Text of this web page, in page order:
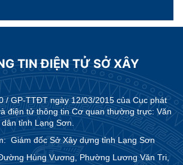
TIN ĐIỆN TỬ SỞ XÂY
/ GP-TTĐT ngày 12/03/2015 của Cục phát
điện tử thông tin Cơ quan thường trực: Văn
tỉnh Lạng Sơn.
Giám đốc Sở Xây dựng tỉnh Lạng Sơn
Hùng Vương, Phường Lương Văn Tri,